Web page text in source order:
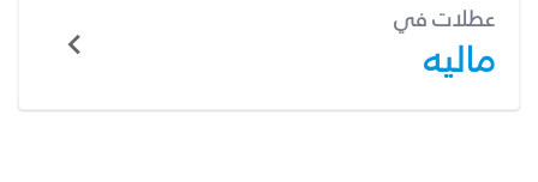
عطلات في
ماليه